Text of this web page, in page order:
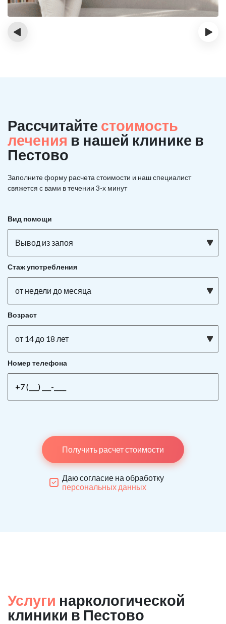
‹ ›
Рассчитайте стоимость
лечения в нашей клинике в
Пестово
Заполните форму расчета стоимости и нашспециалист
свяжется с вами в течении 3-х минут
Вид помощи
Вывод из запоя
Стаж употребления
от недели до месяца
Возраст
от 14 до 18 лет
Номер телефона
Получить расчет стоимости
Даю согласие на обработку
персональных данных
Услуги наркологической
клиники в Пестово